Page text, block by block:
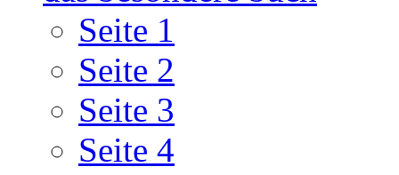
Seite 1
Seite 2
Seite 3
Seite 4